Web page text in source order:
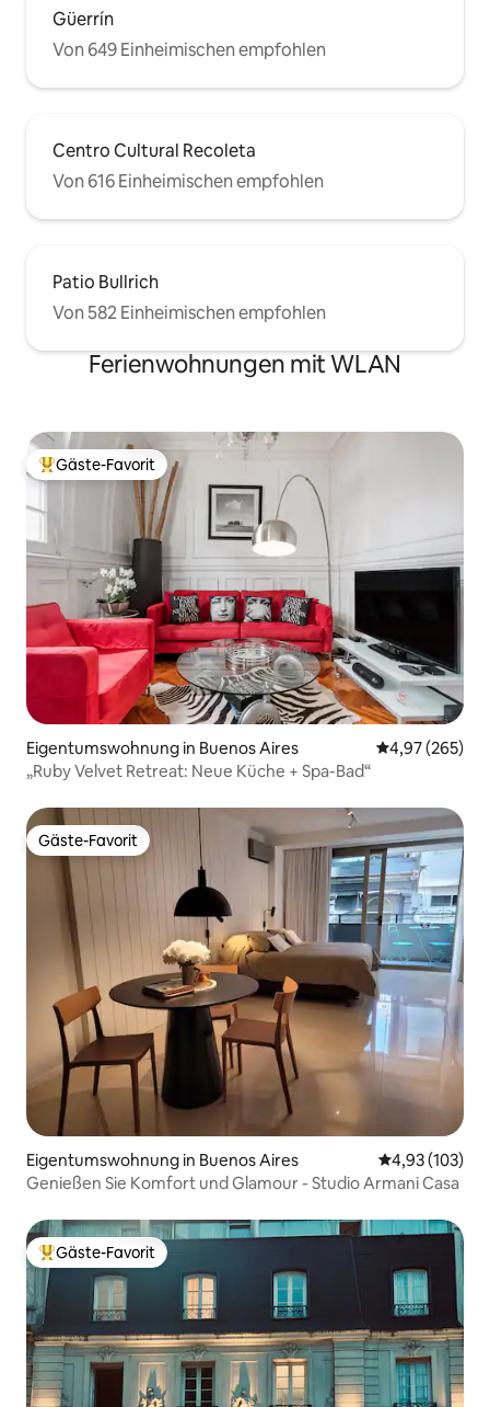
Güerrín
Von 649 Einheimischen empfohlen
Centro Cultural Recoleta
Von 616 Einheimischen empfohlen
Patio Bullrich
Von 582 Einheimischen empfohlen
Ferienwohnungen mit WLAN
Beliebter Gäste-Favorit.
Gäste-Favorit
Eigentumswohnung in Buenos Aires
4,97 (265)
„Ruby Velvet Retreat: Neue Küche + Spa-Bad“
Gäste-Favorit
Gäste-Favorit
Eigentumswohnung in Buenos Aires
4,93 (103)
Genießen Sie Komfort und Glamour - Studio Armani Casa
Beliebter Gäste-Favorit.
Gäste-Favorit